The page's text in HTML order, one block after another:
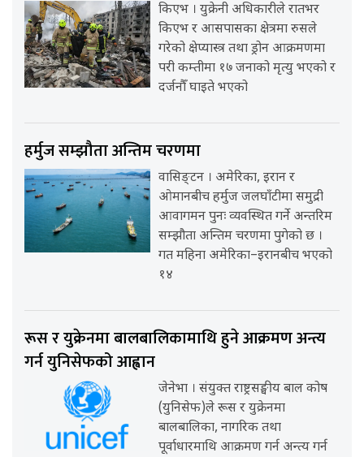
किएभ । युक्रेनी अधिकारीले रातभर
किएभ र आसपासका क्षेत्रमा रुसले
गरेको क्षेप्यास्त्र तथा ड्रोन आक्रमणमा
परी कम्तीमा १७ जनाको मृत्यु भएको र
दर्जनौँ घाइते भएको
हर्मुज सम्झौता अन्तिम चरणमा
वासिङ्टन । अमेरिका, इरान र
ओमानबीच हर्मुज जलघाँटीमा समुद्री
आवागमन पुनः व्यवस्थित गर्ने अन्तरिम
सम्झौता अन्तिम चरणमा पुगेको छ ।
गत महिना अमेरिका–इरानबीच भएको
१४
रूस र युक्रेनमा बालबालिकामाथि हुने आक्रमण अन्त्य
गर्न युनिसेफको आह्वान
जेनेभा । संयुक्त राष्ट्रसङ्घीय बाल कोष
(युनिसेफ)ले रूस र युक्रेनमा
बालबालिका, नागरिक तथा
पूर्वाधारमाथि आक्रमण गर्न अन्त्य गर्न